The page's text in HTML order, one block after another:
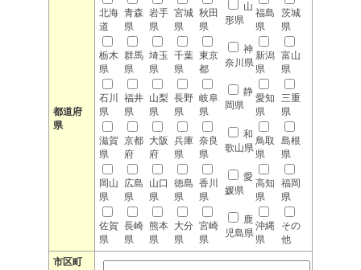
都道府
県
北海
道
青森
県
岩手
県
宮城
県
秋田
県
山
形県
福島
県
茨城
県
栃木
県
群馬
県
埼玉
県
千葉
県
東京
都
神
奈川県
新潟
県
富山
県
石川
県
福井
県
山梨
県
長野
県
岐阜
県
静
岡県
愛知
県
三重
県
滋賀
県
京都
府
大阪
府
兵庫
県
奈良
県
和
歌山県
鳥取
県
島根
県
岡山
県
広島
県
山口
県
徳島
県
香川
県
愛
媛県
高知
県
福岡
県
佐賀
県
長崎
県
熊本
県
大分
県
宮崎
県
鹿
児島県
沖縄
県
その
他
市区町